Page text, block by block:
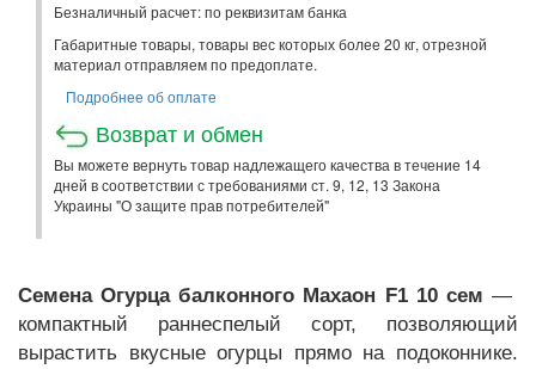
Безналичный расчет: по реквизитам банка
Габаритные товары, товары вес которых более 20 кг, отрезной
материал отправляем по предоплате.
Подробнее об оплате
Возврат и обмен
Вы можете вернуть товар надлежащего качества в течение 14
дней в соответствии с требованиями ст. 9, 12, 13 Закона
Украины "О защите прав потребителей"
Семена Огурца балконного Махаон F1 10 сем —
компактный раннеспелый сорт, позволяющий
вырастить вкусные огурцы прямо на подоконнике.